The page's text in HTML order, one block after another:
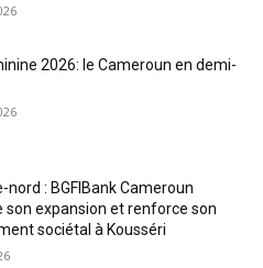
2026: le Cameroun en demi-
nord : BGFIBank Cameroun
son expansion et renforce son
sociétal à Kousséri